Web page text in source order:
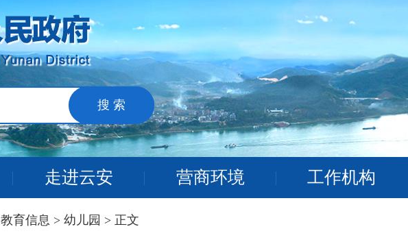
搜 索
走进云安 营商环境 工作机构
教育信息 > 幼儿园 > 正文